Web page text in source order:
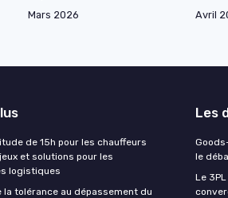
Mars 2026 Avril
de 15h pour les chauffeurs
et solutions pour les
logistiques
la tolérance au dépassement du
Les
le
Le